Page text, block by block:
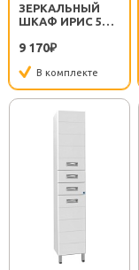
ЗЕРКАЛЬНЫЙ
ШКАФ ИРИС 550/
9 170₽
В комплекте